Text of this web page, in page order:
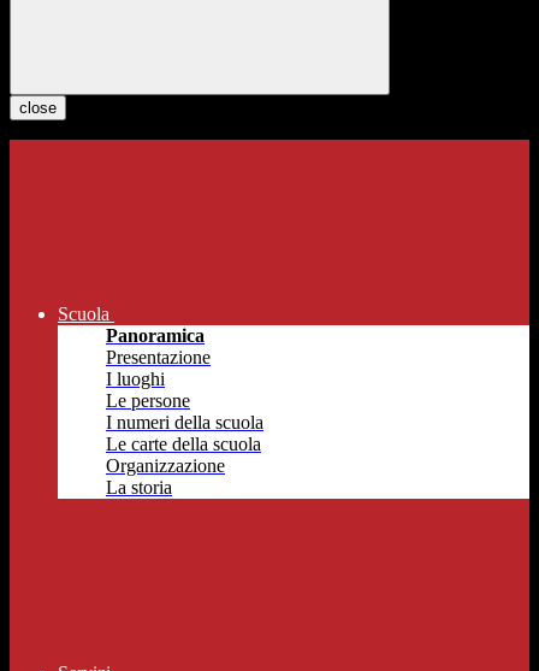
close
Scuola
Panoramica
Presentazione
I luoghi
Le persone
I numeri della scuola
Le carte della scuola
Organizzazione
La storia